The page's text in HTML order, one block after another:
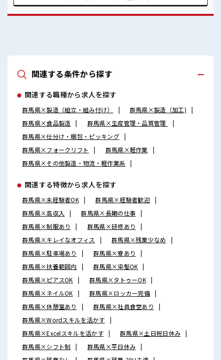
ぎなければ多少のヘアカラーもOKなのはウレシイPoint☆
関連する条件から探す
関連する職種から求人を探す
群馬県×製造（組立・組み付け）
群馬県×製造（加工)
群馬県×食品製造
群馬県×生産管理・品質管理
群馬県×仕分け・梱包・ピッキング
群馬県×フォークリフト
群馬県×軽作業
群馬県×その他製造・物流・軽作業系
関連する特徴から求人を探す
群馬県×未経験者OK
群馬県×経験者歓迎
群馬県×高収入
群馬県×長期の仕事
群馬県×制服あり
群馬県×研修あり
群馬県×キレイなオフィス
群馬県×残業少なめ
群馬県×駐車場あり
群馬県×寮あり
群馬県×扶養範囲内
群馬県×染髪OK
群馬県×ピアスOK
群馬県×タトゥーOK
群馬県×ネイルOK
群馬県×ロッカー完備
群馬県×休憩室あり
群馬県×社員食堂あり
群馬県×Wordスキルを活かす
群馬県×Excelスキルを活かす
群馬県×土日祝日休み
群馬県×シフト制
群馬県×平日休み